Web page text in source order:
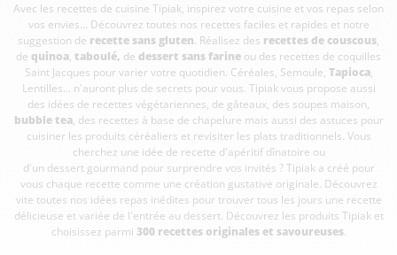
Avec les recettes de cuisine Tipiak, inspirez votre cuisine et vos repas selon
vos envies... Découvrez toutes nos recettes faciles et rapides et notre
suggestion de recette sans gluten. Réalisez des recettes de couscous,
de quinoa, taboulé, de dessert sans farine ou des recettes de coquilles
Saint Jacques pour varier votre quotidien. Céréales, Semoule, Tapioca,
Lentilles... n'auront plus de secrets pour vous. Tipiak vous propose aussi
des idées de recettes végétariennes, de gâteaux, des soupes maison,
bubble tea, des recettes à base de chapelure mais aussi des astuces pour
cuisiner les produits céréaliers et revisiter les plats traditionnels. Vous
cherchez une idée de recette d'apéritif dînatoire ou
d'un dessert gourmand pour surprendre vos invités ? Tipiak a créé pour
vous chaque recette comme une création gustative originale. Découvrez
vite toutes nos idées repas inédites pour trouver tous les jours une recette
délicieuse et variée de l'entrée au dessert. Découvrez les produits Tipiak et
choisissez parmi 300 recettes originales et savoureuses.